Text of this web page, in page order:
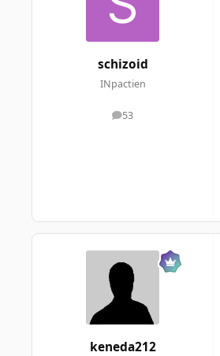
schizoid
INpactien
53
messages
keneda212